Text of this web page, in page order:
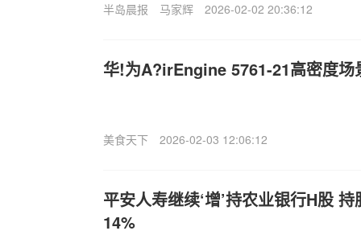
半岛晨报 马家辉 2026-02-02 20:36:12
华!为A?irEngine 5761-21高密度场
美食天下 2026-02-03 12:06:12
平安人寿继续‘增’持农业银行H股
14%